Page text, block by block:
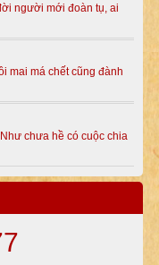
người mới đoàn tụ, ai
mai má chết cũng đành
chưa hề có cuộc chia